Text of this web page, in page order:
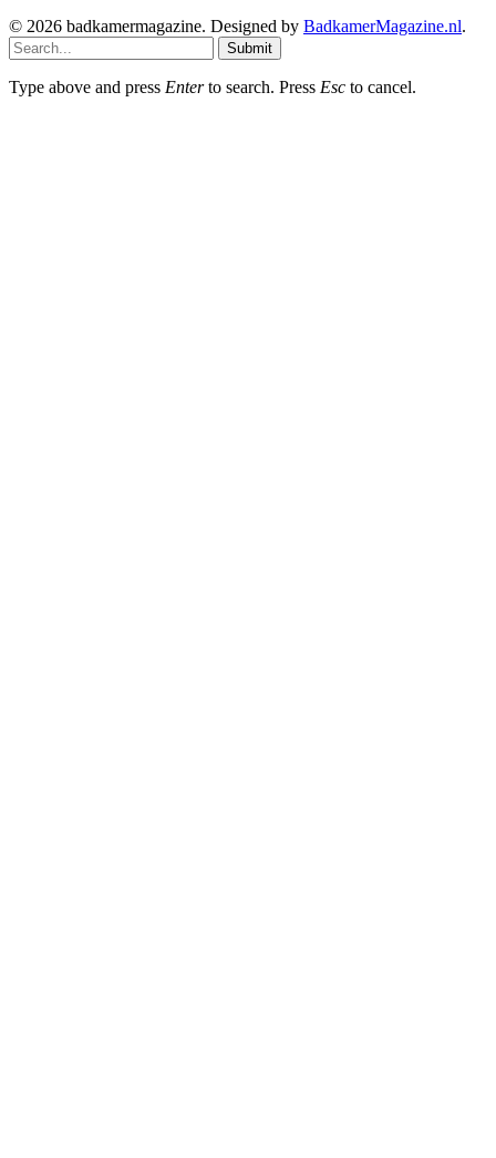
© 2026 badkamermagazine. Designed by BadkamerMagazine.nl.
Submit
Type above and press Enterto search. Press Esc to cancel.